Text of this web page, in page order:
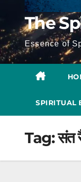
The
Essence of
SPIRITUAL
Tag:संत